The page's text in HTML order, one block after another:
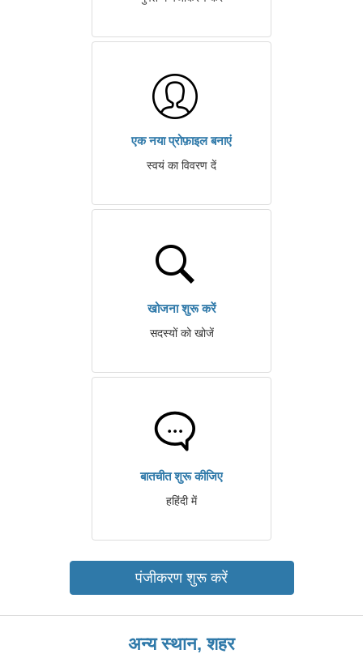
एक नया प्रोफ़ाइल बनाएं
स्वयं का विवरण दें
खोजना शुरू करें
सदस्यों को खोजें
बातचीत शुरू कीजिए
हहिंदी में
पंजीकरण शुरू करें
अन्य स्थान, शहर